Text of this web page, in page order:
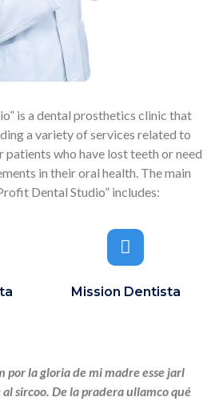
is a dental prosthetics clinic that
a variety of services related to
who have lost teeth or need
in their oral health. The main
Dental Studio” includes:
Mission Dentista
por la gloria de mi madre esse jarl
sircoo. De la pradera ullamco qué